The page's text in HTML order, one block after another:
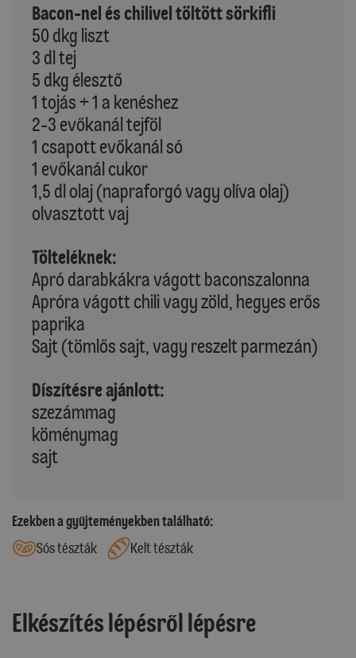
Bacon-nel és chilivel töltött sörkifli
50 dkg liszt
3 dl tej
5 dkg élesztő
1 tojás + 1 a kenéshez
2-3 evőkanál tejföl
1 csapott evőkanál só
1 evőkanál cukor
1,5 dl olaj (napraforgó vagy olíva olaj)
olvasztott vaj
Tölteléknek:
Apró darabkákra vágott baconszalonna
Apróra vágott chili vagy zöld, hegyes erős
paprika
Sajt (tömlős sajt, vagy reszelt parmezán)
Díszítésre ajánlott:
szezámmag
köménymag
sajt
Ezekben a gyűjteményekben található:
Sós tészták
Kelt tészták
Elkészítés lépésről lépésre